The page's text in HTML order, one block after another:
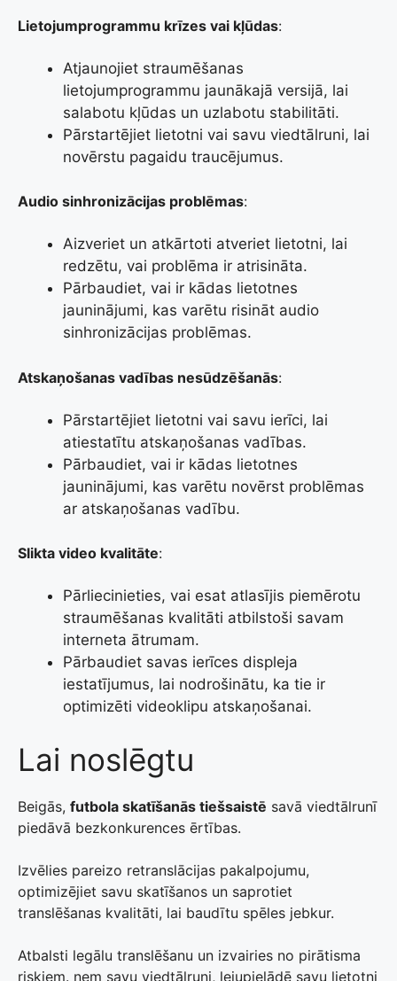
Lietojumprogrammu krīzes vai kļūdas:
Atjaunojiet straumēšanas
lietojumprogrammu jaunākajā versijā, lai
salabotu kļūdas un uzlabotu stabilitāti.
Pārstartējiet lietotni vai savu viedtālruni, lai
novērstu pagaidu traucējumus.
Audio sinhronizācijas problēmas:
Aizveriet un atkārtoti atveriet lietotni, lai
redzētu, vai problēma ir atrisināta.
Pārbaudiet, vai ir kādas lietotnes
jauninājumi, kas varētu risināt audio
sinhronizācijas problēmas.
Atskaņošanas vadības nesūdzēšanās:
Pārstartējiet lietotni vai savu ierīci, lai
atiestatītu atskaņošanas vadības.
Pārbaudiet, vai ir kādas lietotnes
jauninājumi, kas varētu novērst problēmas
ar atskaņošanas vadību.
Slikta video kvalitāte:
Pārliecinieties, vai esat atlasījis piemērotu
straumēšanas kvalitāti atbilstoši savam
interneta ātrumam.
Pārbaudiet savas ierīces displeja
iestatījumus, lai nodrošinātu, ka tie ir
optimizēti videoklipu atskaņošanai.
Lai noslēgtu
Beigās, futbola skatīšanās tiešsaistē savā viedtālrunī
piedāvā bezkonkurences ērtības.
Izvēlies pareizo retranslācijas pakalpojumu,
optimizējiet savu skatīšanos un saprotiet
translēšanas kvalitāti, lai baudītu spēles jebkur.
Atbalsti legālu translēšanu un izvairies no pirātisma
riskiem. ņem savu viedtālruni, lejupielādē savu lietotni